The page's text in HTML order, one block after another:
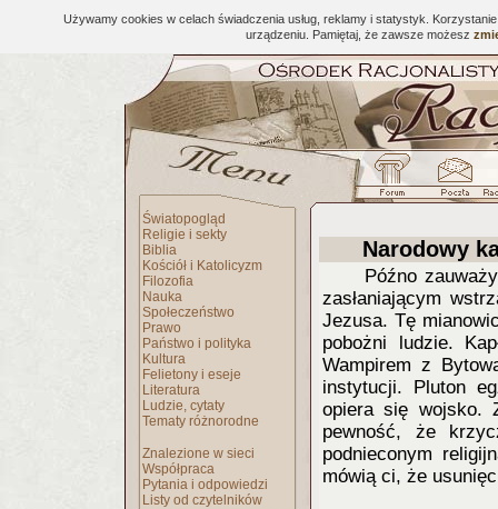
Używamy cookies w celach świadczenia usług, reklamy i statystyk.
urządzeniu. Pamiętaj, że zawsze możesz
Światopogląd
Religie i sekty
Biblia
Kościół i Katolicyzm
Filozofia
Nauka
Społeczeństwo
Prawo
Państwo i polityka
Kultura
Felietony i eseje
Literatura
Ludzie, cytaty
Tematy różnorodne
Znalezione w sieci
Współpraca
Pytania i odpowiedzi
Listy od czytelników
Narodowy
Późno
zasłaniającym
Jezusa. Tę
pobożni ludzie.
Wampirem z
instytucji. Pluton
opiera się wojsko.
pewność, że
podnieconym
mówią ci, że